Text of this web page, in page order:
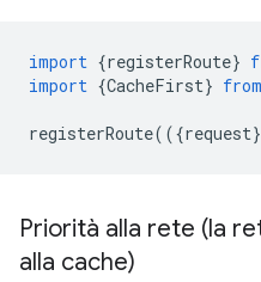
import {registerRoute}
import {CacheFirst} from
registerRoute(({request
Priorità alla rete (la
alla cache)